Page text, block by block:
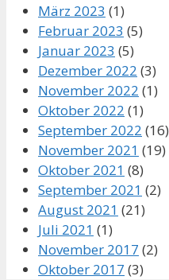
März 2023 (1)
Februar 2023 (5)
Januar 2023 (5)
Dezember 2022 (3)
November 2022 (1)
Oktober 2022 (1)
September 2022 (16)
November 2021 (19)
Oktober 2021 (8)
September 2021 (2)
August 2021 (21)
Juli 2021 (1)
November 2017 (2)
Oktober 2017 (3)